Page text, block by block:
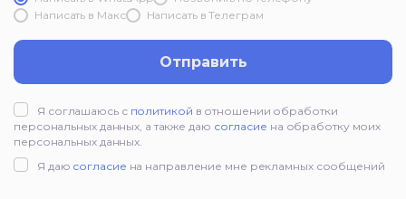
Написать в Mакс
Написать в Телеграм
Отправить
Я соглашаюсь с политикой в отношении обработки
персональных данных, а также даю согласие на обработку моих
персональных данных.
Я даю согласие на направление мне рекламных сообщений